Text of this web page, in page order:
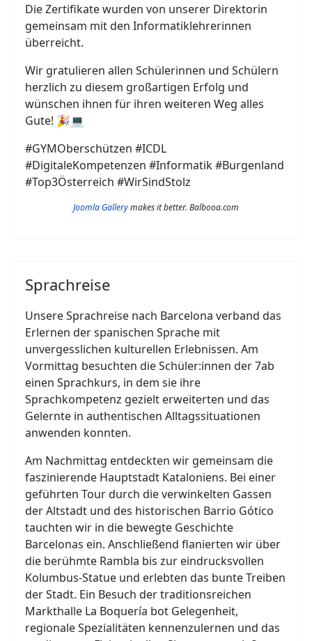
Die Zertifikate wurden von unserer Direktorin
gemeinsam mit den Informatiklehrerinnen
überreicht.
Wir gratulieren allen Schülerinnen und Schülern
herzlich zu diesem großartigen Erfolg und
wünschen ihnen für ihren weiteren Weg alles
Gute! 🎉💻
#GYMOberschützen #ICDL
#DigitaleKompetenzen #Informatik #Burgenland
#Top3Österreich #WirSindStolz
Joomla Gallerymakes it better. Balbooa.com
Sprachreise
Unsere Sprachreise nach Barcelona verband das
Erlernen der spanischen Sprache mit
unvergesslichen kulturellen Erlebnissen. Am
Vormittag besuchten die Schüler:innen der 7ab
einen Sprachkurs, in dem sie ihre
Sprachkompetenz gezielt erweiterten und das
Gelernte in authentischen Alltagssituationen
anwenden konnten.
Am Nachmittag entdeckten wir gemeinsam die
faszinierende Hauptstadt Kataloniens. Bei einer
geführten Tour durch die verwinkelten Gassen
der Altstadt und des historischen Barrio Gótico
tauchten wir in die bewegte Geschichte
Barcelonas ein. Anschließend flanierten wir über
die berühmte Rambla bis zur eindrucksvollen
Kolumbus-Statue und erlebten das bunte Treiben
der Stadt. Ein Besuch der traditionsreichen
Markthalle La Boquería bot Gelegenheit,
regionale Spezialitäten kennenzulernen und das